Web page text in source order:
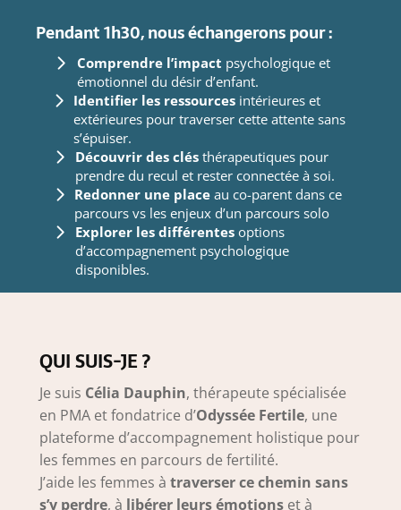
Pendant 1h30, nous échangerons pour :
Comprendre l’impact psychologique et
émotionnel du désir d’enfant.
Identifier les ressources intérieures et
extérieures pour traverser cette attente sans
s’épuiser.
Découvrir des clés thérapeutiques pour
prendre du recul et rester connectée à soi.
Redonner une placeau co-parent dans ce
parcours vs les enjeux d’un parcours solo
Explorer les différentes options
d’accompagnement psychologique
disponibles.
QUI SUIS-JE ?
Je suis Célia Dauphin, thérapeute spécialisée
en PMA et fondatrice d’Odyssée Fertile, une
plateforme d’accompagnement holistique pour
les femmes en parcours de fertilité.
J’aide les femmes à traverser ce chemin sans
s’y perdre, à libérer leurs émotions et à